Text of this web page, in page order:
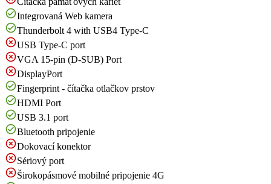
Integrovaná Web kamera
Thunderbolt 4 with USB4 Type-C
USB Type-C port
VGA 15-pin (D-SUB) Port
DisplayPort
Fingerprint - čítačka otlačkov prstov
HDMI Port
USB 3.1 port
Bluetooth pripojenie
Dokovací konektor
Sériový port
Širokopásmové mobilné pripojenie 4G